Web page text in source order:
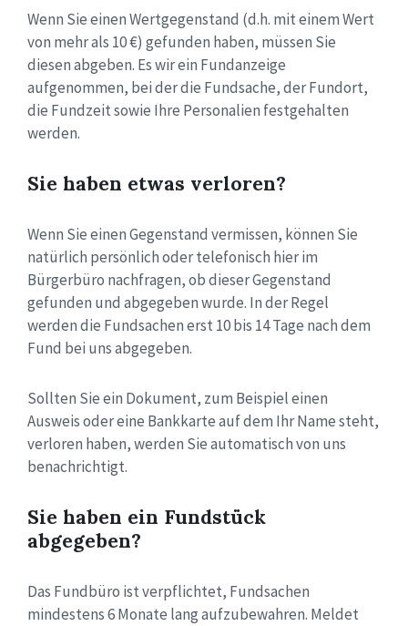
Wenn Sie einen Wertgegenstand (d.h. mit einem Wert
von mehr als 10 €) gefunden haben, müssen Sie
diesen abgeben. Es wir ein Fundanzeige
aufgenommen, bei der die Fundsache, der Fundort,
die Fundzeit sowie Ihre Personalien festgehalten
werden.
Sie haben etwas verloren?
Wenn Sie einen Gegenstand vermissen, können Sie
natürlich persönlich oder telefonisch hier im
Bürgerbüro nachfragen, ob dieser Gegenstand
gefunden und abgegeben wurde. In der Regel
werden die Fundsachen erst 10 bis 14 Tage nach dem
Fund bei uns abgegeben.
Sollten Sie ein Dokument, zum Beispiel einen
Ausweis oder eine Bankkarte auf dem Ihr Name steht,
verloren haben, werden Sie automatisch von uns
benachrichtigt.
Sie haben ein Fundstück
abgegeben?
Das Fundbüro ist verpflichtet, Fundsachen
mindestens 6 Monate lang aufzubewahren. Meldet